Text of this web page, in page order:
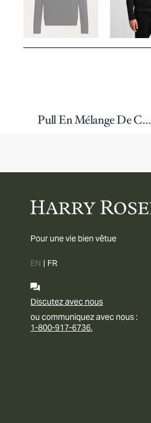
Pull En Mélange De Coton À Glissière Partielle
Pour une vie bien vêtue
EN | FR
Discutez avec nous
ou communiquez avec nous :
1-800-917-6736.